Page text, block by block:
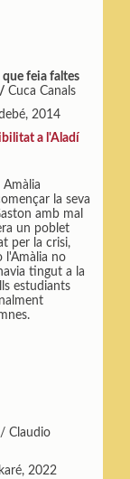
que feia faltes
Cuca Canals
2014
a l'Aladí
Amàlia
la seva
amb mal
un poblet
per la crisi,
l'Amàlia no
tingut a la
estudiants
/ Claudio
2022